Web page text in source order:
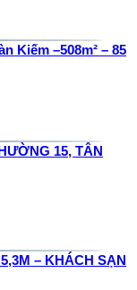
Kiếm –508m² – 85
15, TÂN
– KHÁCH SẠN